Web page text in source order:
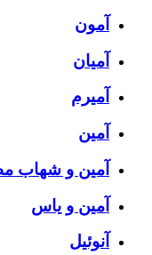
آمون
آمیان
آمیرم
آمین
آمین و شهاب
آمین و یاس
آنوئیل